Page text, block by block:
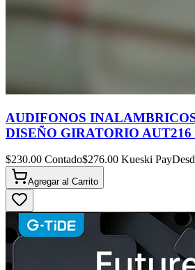
AUDIFONOS
DISEÑO GIRATORIO AUT216
$230.00 Contado$276.00 Kueski Pay
Agregar al Carrito